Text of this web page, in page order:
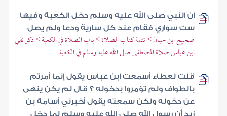
أن النبي صلى الله عليه وسلم دخل الكعبة وفيها
ست سواري فقام عند كل سارية ودعا ولم يصل
صحيح ابن حبان > تتمة كتاب الصلاة > باب الصلاة في الكعبة > ذكر نفي
ابن عباس صلاة المصطفى صلى الله عليه وسلم في الكعبة
قلت لعطاء أسمعت ابن عباس يقول إنما أمرتم
بالطواف ولم تؤمروا بدخوله ؟ قال لم يكن ينهى
عن دخوله ولكن سمعته يقول أخبرني أسامة بن
زيد أن رسول الله صلى الله عليه وسلم لما دخل